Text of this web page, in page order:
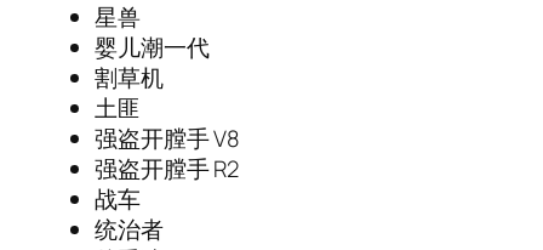
星兽
婴儿潮一代
割草机
土匪
强盗开膛手 V8
强盗开膛手 R2
战车
统治者